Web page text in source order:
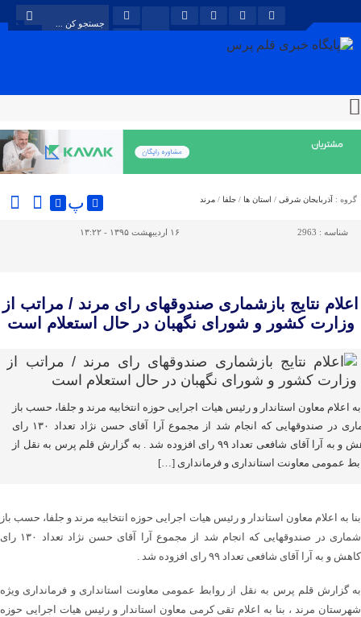
گروه : آذربایجان شرقی / استان ها / جلفا / مرند پ
شناسه : 2963 ۱۶ اردیبهشت ۱۳۹۵ - ۱۳:۲۲
اعلام نتایج بازشماری صندوقهای رای مرند / مراتب از
وزارت کشور و شورای نگهبان در حال استعلام است
به اعلام معاون استاندار و رئیس هیات اجرایی حوزه انتخابیه مرند و جلفا، حسب باز
شماری در صندوقهایی که انجام شد از مجموع آرا آقای حسن نژاد تعداد ۱۳۰ رای
کاهش و به آرا آقای شافعی تعداد ۹۹ رای افزوده شد . به گزارش قلم پرس به نقل از
عمومی معاونت استانداری و فرمانداری […]
بنا به اعلام معاون استاندار و رئیس هیات اجرایی حوزه انتخابیه مرند و جلفا، حسب باز
شماری در صندوقهایی که انجام شد از مجموع آرا آقای حسن نژاد تعداد ۱۳۰ رای
کاهش و به آرا آقای شافعی تعداد ۹۹ رای افزوده شد .
به گزارش قلم پرس به نقل از روابط عمومی معاونت استانداری و فرمانداری ویژه
شهرستان مرند ، بنا به اعلام تقی کرمی معاون استاندار و رئیس هیات اجرایی حوزه